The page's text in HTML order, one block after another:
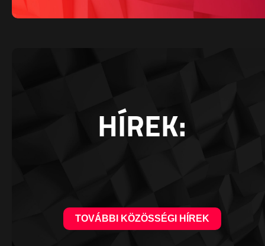
HÍREK:
TOVÁBBI KÖZÖSSÉGI HÍREK